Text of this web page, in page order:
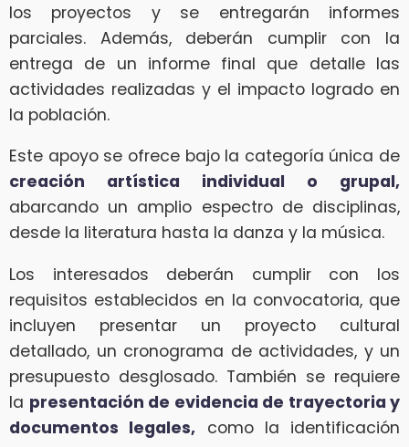
los proyectos y se entregarán informes
parciales. Además, deberán cumplir con la
entrega de un informe final que detalle las
actividades realizadas y el impacto logrado en
la población.
Este apoyo se ofrece bajo la categoría única de
creación artística individual o grupal,
abarcando un amplio espectro de disciplinas,
desde la literatura hasta la danza y la música.
Los interesados deberán cumplir con los
requisitos establecidos en la convocatoria, que
incluyen presentar un proyecto cultural
detallado, un cronograma de actividades, y un
presupuesto desglosado. También se requiere
la presentación de evidencia de trayectoria y
documentos legales, como la identificación